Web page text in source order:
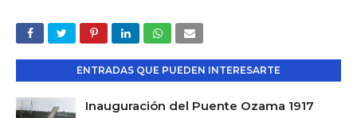
ENTRADAS QUE PUEDEN INTERESARTE
Inauguración del Puente Ozama 1917